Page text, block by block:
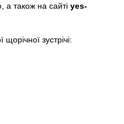
а також на сайті yes-
щорічної зустрічі: